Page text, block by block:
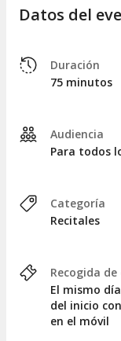
Si buscas
de interpretaciones
experiencia
y boogie con Paul
amantes del buen
blues te conquiste!
Datos del
Duración
75 minutos
Audiencia
Para todos
Categoría
Recitales
Recogida
El mismo
del inicio
en el móvil